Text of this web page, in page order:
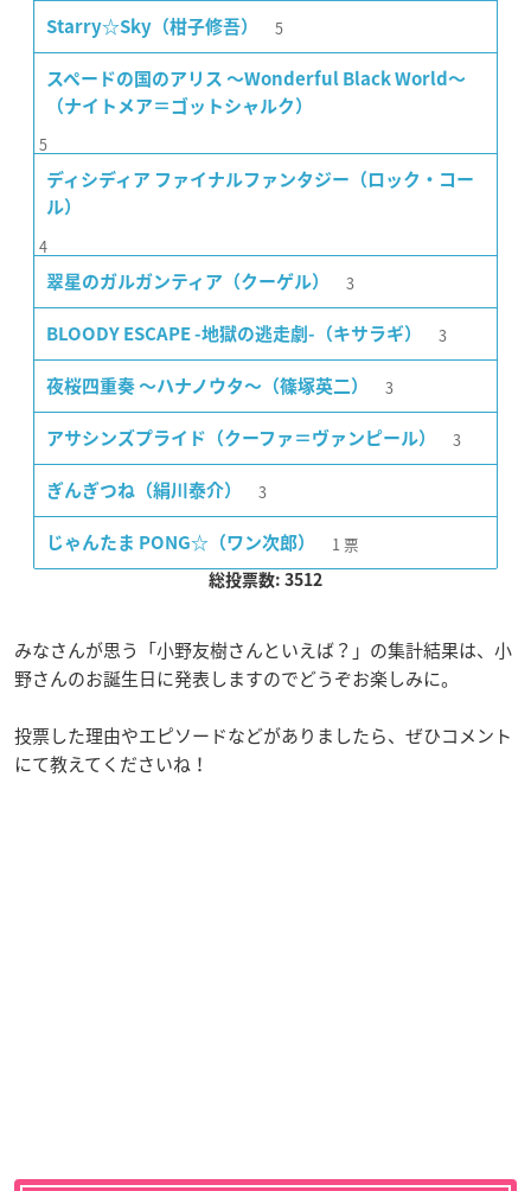
Starry☆Sky（柑子修吾） 5
スペードの国のアリス 〜Wonderful Black World〜
（ナイトメア＝ゴットシャルク）
5
ディシディア ファイナルファンタジー（ロック・コー
ル）
4
翠星のガルガンティア（クーゲル） 3
BLOODY ESCAPE -地獄の逃走劇-（キサラギ） 3
夜桜四重奏 〜ハナノウタ〜（篠塚英二） 3
アサシンズプライド（クーファ＝ヴァンピール） 3
ぎんぎつね（絹川泰介） 3
じゃんたま PONG☆（ワン次郎） 1 票
総投票数: 3512
みなさんが思う「小野友樹さんといえば？」の集計結果は、小
野さんのお誕生日に発表しますのでどうぞお楽しみに。
投票した理由やエピソードなどがありましたら、ぜひコメント
にて教えてくださいね！